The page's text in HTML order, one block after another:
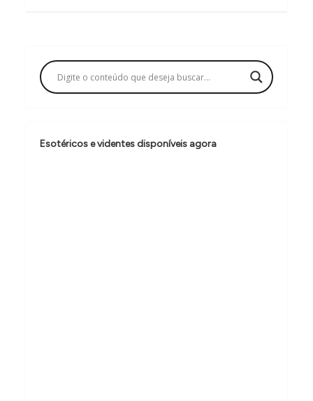
ç
ã
o
e
Esotéricos e videntes disponíveis agora